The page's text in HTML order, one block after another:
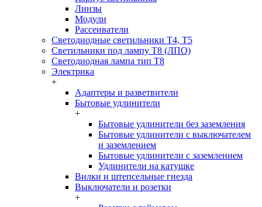
Линзы
Модули
Рассеиватели
Светодиодные светильники T4, T5
Светильники под лампу Т8 (ЛПО)
Светодиодная лампа тип T8
Электрика
+
Адаптеры и разветвители
Бытовые удлинители
+
Бытовые удлинители без заземления
Бытовые удлинители с выключателем
и заземлением
Бытовые удлинители с заземлением
Удлинители на катушке
Вилки и штепсельные гнезда
Выключатели и розетки
+